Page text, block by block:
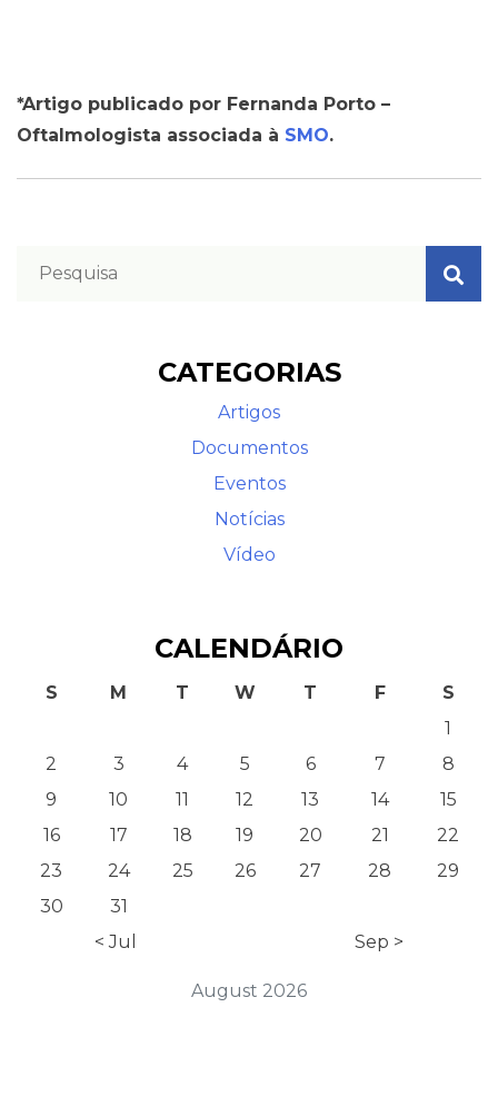
*Artigo publicado por Fernanda Porto –
Oftalmologista associada à SMO.
CATEGORIAS
Artigos
Documentos
Eventos
Notícias
Vídeo
CALENDÁRIO
August 2026
S M T W T F
S
1
2
3 4 5 6 7
8
9
10 11 12 13 14
15
16
17 18 19 20 21
22
23
24 25 26 27 28
29
30
31
< Jul
Sep >